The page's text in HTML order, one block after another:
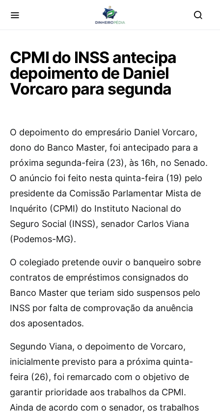
CPMI do INSS antecipa
depoimento de Daniel
Vorcaro para segunda
O depoimento do empresário Daniel Vorcaro,
dono do Banco Master, foi antecipado para a
próxima segunda-feira (23), às 16h, no Senado.
O anúncio foi feito nesta quinta-feira (19) pelo
presidente da Comissão Parlamentar Mista de
Inquérito (CPMI) do Instituto Nacional do
Seguro Social (INSS), senador Carlos Viana
(Podemos-MG).
O colegiado pretende ouvir o banqueiro sobre
contratos de empréstimos consignados do
Banco Master que teriam sido suspensos pelo
INSS por falta de comprovação da anuência
dos aposentados.
Segundo Viana, o depoimento de Vorcaro,
inicialmente previsto para a próxima quinta-
feira (26), foi remarcado com o objetivo de
garantir prioridade aos trabalhos da CPMI.
Ainda de acordo com o senador, os trabalhos